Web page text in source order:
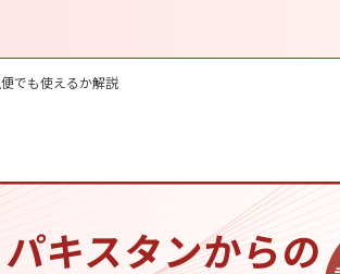
でも使えるか解説